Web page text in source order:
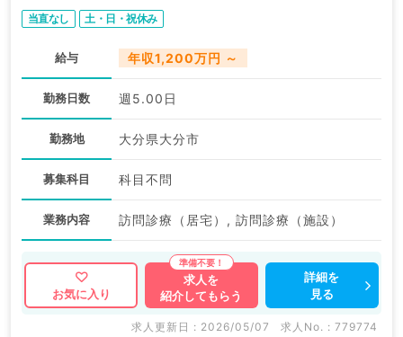
当直なし 土・日・祝休み
給与 年収1,200万円 ～
勤務日数 週5.00日
勤務地 大分県大分市
募集科目 科目不問
業務内容 訪問診療（居宅）, 訪問診療（施設）
お気に入り
求人を
紹介してもらう
詳細を
見る
求人更新日 : 2026/05/07 求人No. : 779774